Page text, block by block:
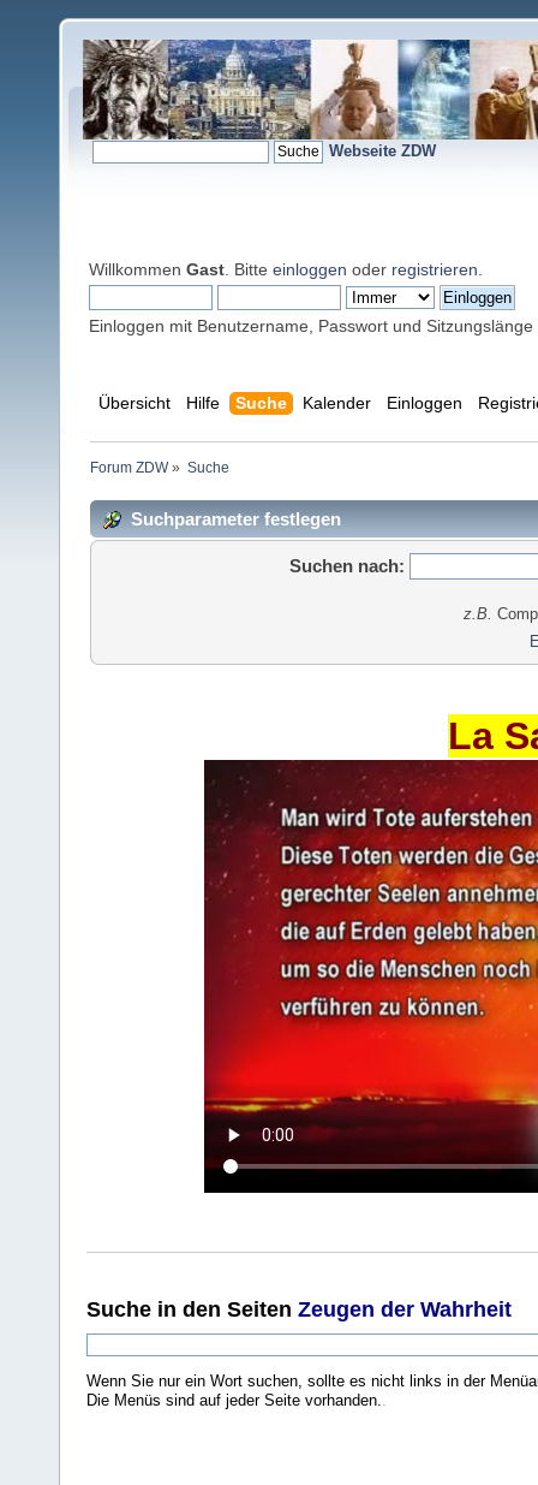
Webseite ZDW
Willkommen Gast . Bitte einloggen oder registrieren
Einloggen mit Benutzername, Passwort und Sitzungslänge
Übersicht Hilfe Suche Kalender Einloggen
Forum ZDW» Suche
Suchparameter festlegen
Suchen nach:
z.B.
La
Suche in den Seiten Zeugen der Wahrheit
Wenn Sie nur ein Wort suchen, sollte es nicht links in der
Die Menüs sind auf jeder Seite vorhanden..